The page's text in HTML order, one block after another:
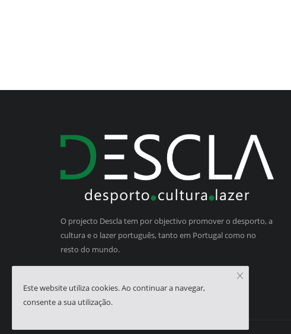
O projecto Descla tem por objectivo promover o desporto, a
cultura e o lazer português, tanto em Portugal como no
resto do mundo.
Este website utiliza cookies. Ao continuar a navegar,
consente a sua utilização.